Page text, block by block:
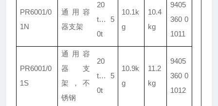
PR6001/0
1N
通用容
器支架
20
t…
5
0t
10.1k
g
10.4
kg
9405
360 0
1011
PR6001/0
1S
通用容
器支
架，不
锈钢
20
t…
5
0t
10.9k
g
11.2
kg
9405
360 0
1012